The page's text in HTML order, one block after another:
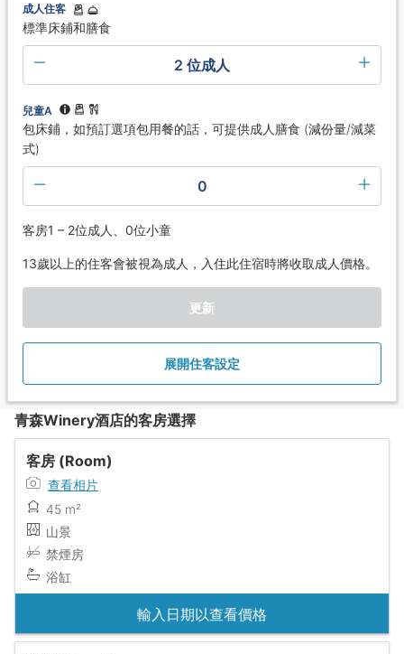
成人住客
標準床鋪和膳食
2 位成人
兒童A
包床鋪，如預訂選項包用餐的話，可提供成人膳食 (減份量/減菜
式)
0
客房1 – 2位成人、0位小童
13歲以上的住客會被視為成人，入住此住宿時將收取成人價格。
更新
展開住客設定
青森Winery酒店的客房選擇
客房 (Room)
查看相片
45 m²
山景
禁煙房
浴缸
輸入日期以查看價格